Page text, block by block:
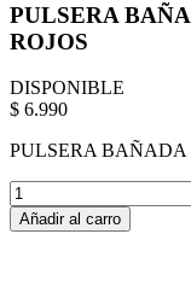
PULSERA
ROJOS
DISPONIBLE
$ 6.990
PULSERA BAÑADA
Añadir al carro